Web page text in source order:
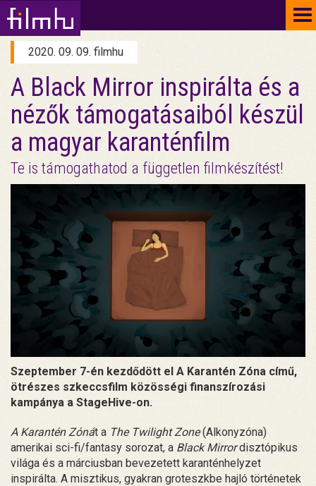
2020. 09. 09. filmhu
A Black Mirror inspirálta és a
nézők támogatásaiból készül
a magyar karanténfilm
Te is támogathatod a független filmkészítést!
Szeptember 7-én kezdődött el A Karantén Zóna című,
ötrészes szkeccsfilm közösségi finanszírozási
kampánya a StageHive-on.
A Karantén Zónát a The Twilight Zone(Alkonyzóna)
amerikai sci-fi/fantasy sorozat, a Black Mirrordisztópikus
világa és a márciusban bevezetett karanténhelyzet
inspirálta. A misztikus, gyakran groteszkbe hajló történetek